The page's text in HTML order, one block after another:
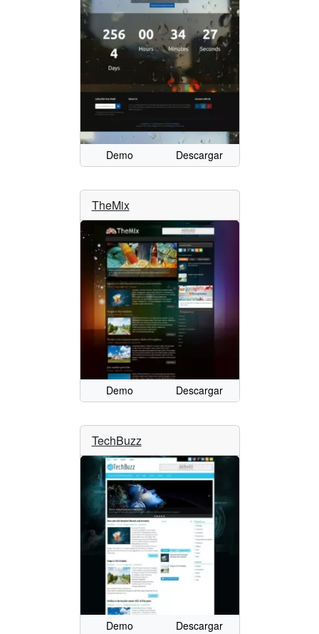
Demo Descargar
TheMix
Demo Descargar
TechBuzz
Demo Descargar